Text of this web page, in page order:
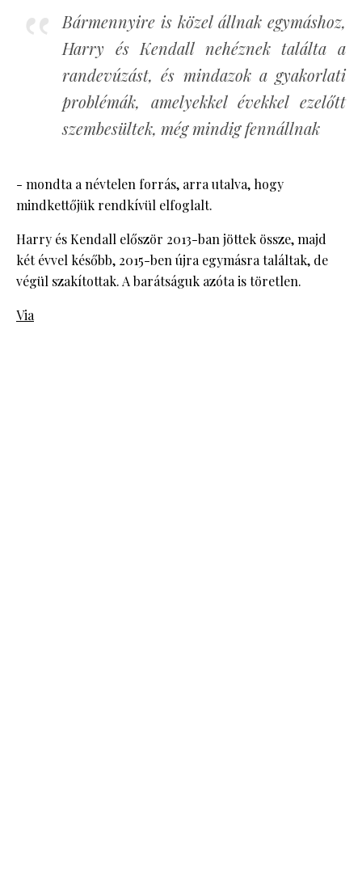
Bármennyire is közel állnak egymáshoz,
Harry és Kendall nehéznek találta a
randevúzást, és mindazok a gyakorlati
problémák, amelyekkel évekkel ezelőtt
szembesültek, még mindig fennállnak
- mondta a névtelen forrás, arra utalva, hogy
mindkettőjük rendkívül elfoglalt.
Harry és Kendall először 2013-ban jöttek össze, majd
két évvel később, 2015-ben újra egymásra találtak, de
végül szakítottak. A barátságuk azóta is töretlen.
Via